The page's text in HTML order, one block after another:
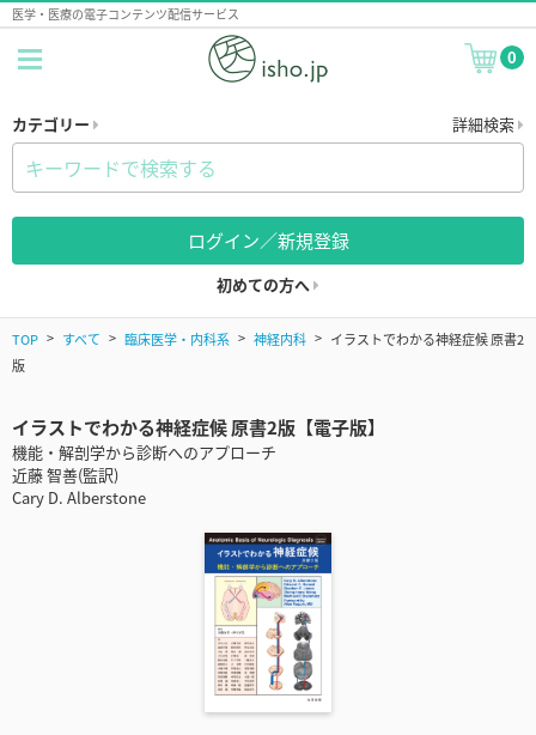
医学・医療の電子コンテンツ配信サービス
0
カテゴリー 詳細検索
ログイン／新規登録
初めての方へ
TOP すべて 臨床医学・内科系 神経内科
イラストでわかる神経症候 原書2
版
イラストでわかる神経症候 原書2版【電子版】
機能・解剖学から診断へのアプローチ
近藤 智善(監訳)
Cary D. Alberstone